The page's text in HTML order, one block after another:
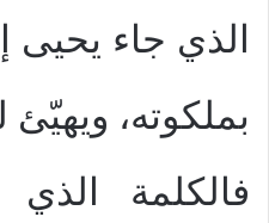
الذي جاء يحيى
بملكوته،
فالكلمة